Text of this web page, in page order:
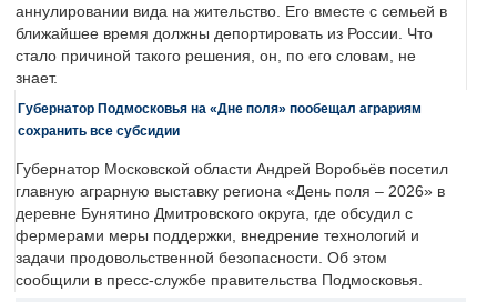
аннулировании вида на жительство. Его вместе с семьей в
ближайшее время должны депортировать из России. Что
стало причиной такого решения, он, по его словам, не
знает.
Губернатор Подмосковья на «Дне поля» пообещал аграриям
сохранить все субсидии
Губернатор Московской области Андрей Воробьёв посетил
главную аграрную выставку региона «День поля – 2026» в
деревне Бунятино Дмитровского округа, где обсудил с
фермерами меры поддержки, внедрение технологий и
задачи продовольственной безопасности. Об этом
сообщили в пресс-службе правительства Подмосковья.